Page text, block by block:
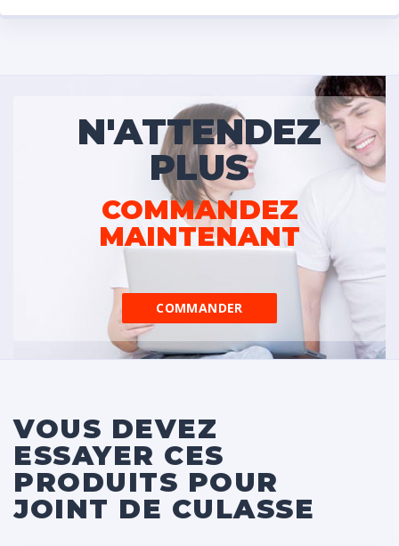
N'ATTENDEZ
PLUS
COMMANDEZ
MAINTENANT
COMMANDER
VOUS DEVEZ
ESSAYER CES
PRODUITS POUR
JOINT DE CULASSE